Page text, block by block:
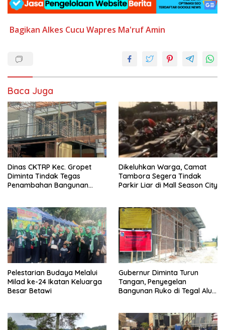
Bagikan Alkes Cucu Wapres Ma'ruf Amin
Baca Juga
Dinas CKTRP Kec. Gropet
Diminta Tindak Tegas
Penambahan Bangunan
Dikeluhkan Warga, Camat
Tambora Segera Tindak
Parkir Liar di Mall Season City
Pelestarian Budaya Melalui
Milad ke-24 Ikatan Keluarga
Besar Betawi
Gubernur Diminta Turun
Tangan, Penyegelan
Bangunan Ruko di Tegal Alur